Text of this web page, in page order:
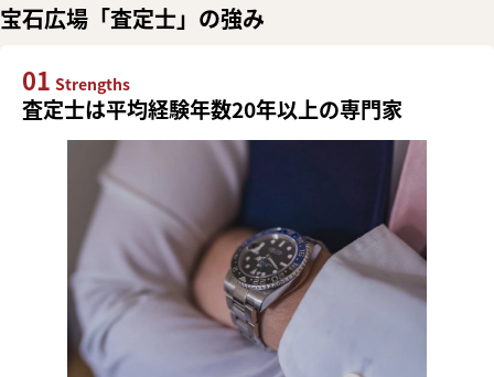
宝石広場「査定士」の強み
01 Strengths
査定士は平均経験年数20年以上の専門家